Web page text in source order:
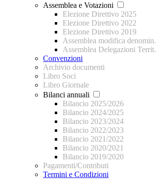
Assemblea e Votazioni
Elezione Direttivo 2025
Elezione Direttivo 2022
Elezione Direttivo 2019
Assemblea modifica denomin.
Assemblea Delegazioni Territ.
Convenzioni
Archivio documenti
Libro Soci
Libro Giornale
Bilanci annuali
Bilancio 2025/2026
Bilancio 2024/2025
Bilancio 2023/2024
Bilancio 2022/2023
Bilancio 2021/2022
Bilancio 2020/2021
Bilancio 2019/2020
Pagamenti/Contributi
Termini e Condizioni